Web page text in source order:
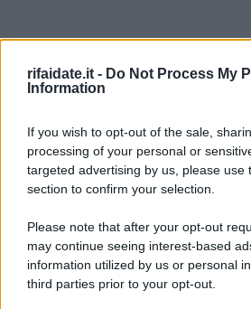
rifaidate.it - Do Not Process My
Information
If you wish to opt-out of the sale,
processing of your personal or
targeted advertising by us, please use
section to confirm your selection.
Please note that after your opt-out
may continue seeing interest-based
information utilized by us or personal
third parties prior to your opt-out.